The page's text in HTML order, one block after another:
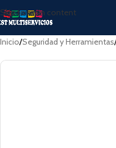
Skip to main content
Inicio Seguridad y Herramientas